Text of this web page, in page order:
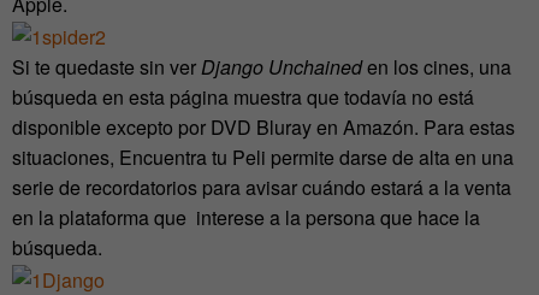
Si te quedaste sin verDjango Unchaineden los cines, una
búsqueda en esta página muestra que todavía no está
disponible excepto por DVD Bluray en Amazón. Para estas
situaciones, Encuentra tu Peli permite darse de alta en una
serie de recordatorios para avisar cuándo estará a la venta
en la plataforma que interese a la persona que hace la
búsqueda.